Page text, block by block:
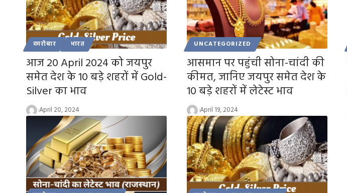
कारोबार भारत
आज 20 April 2024 को जयपुर
समेत देश के 10 बड़े शहरों में Gold-
Silver का भाव
April 20, 2024
UNCATEGORIZED
आसमान पर पहुंची सोना-चांदी की
कीमत, जानिए जयपुर समेत देश के
10 बड़े शहरों में लेटेस्ट भाव
April 19, 2024